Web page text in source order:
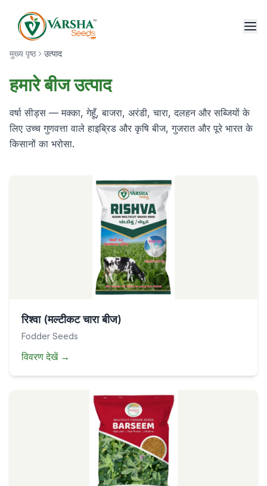
मुख्य पृष्ठ उत्पाद
हमारे बीज उत्पाद
वर्षा सीड्स — मक्का, गेहूँ, बाजरा, अरंडी, चारा, दलहन और सब्जियों के
लिए उच्च गुणवत्ता वाले हाइब्रिड और कृषि बीज, गुजरात और पूरे भारत के
किसानों का भरोसा.
रिश्वा (मल्टीकट चारा बीज)
Fodder Seeds
विवरण देखें→